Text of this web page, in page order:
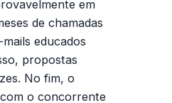
em
de chamadas
educados
propostas
No fim, o
o concorrente